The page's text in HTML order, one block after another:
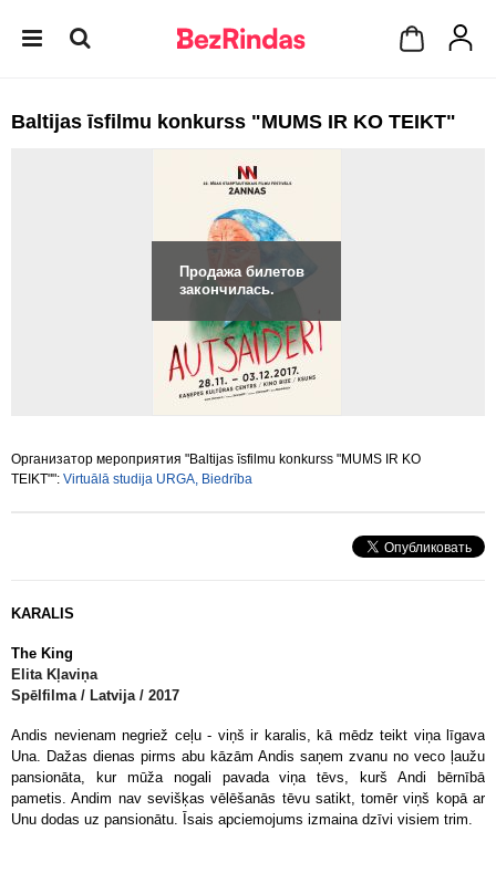
Baltijas īsfilmu konkurss "MUMS IR KO TEIKT"
Продажа билетов
закончилась.
Организатор мероприятия "Baltijas īsfilmu konkurss "MUMS IR KO
TEIKT"": Virtuālā studija URGA, Biedrība
KARALIS
The King
Elita Kļaviņa
Spēlfilma / Latvija / 2017
Andis nevienam negriež ceļu - viņš ir karalis, kā mēdz teikt viņa līgava
Una. Dažas dienas pirms abu kāzām Andis saņem zvanu no veco ļaužu
pansionāta, kur mūža nogali pavada viņa tēvs, kurš Andi bērnībā
pametis. Andim nav sevišķas vēlēšanās tēvu satikt, tomēr viņš kopā ar
Unu dodas uz pansionātu. Īsais apciemojums izmaina dzīvi visiem trim.